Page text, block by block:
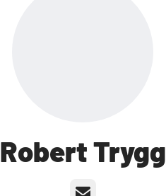
Robert Trygg
E-post